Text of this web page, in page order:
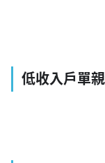
低收入戶單